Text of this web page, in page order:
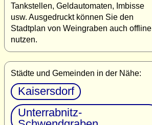
Tankstellen, Geldautomaten, Imbisse
usw. Ausgedruckt können Sie den
Stadtplan von Weingraben auch offline
nutzen.
Städte und Gemeinden in der Nähe:
Kaisersdorf
Unterrabnitz-